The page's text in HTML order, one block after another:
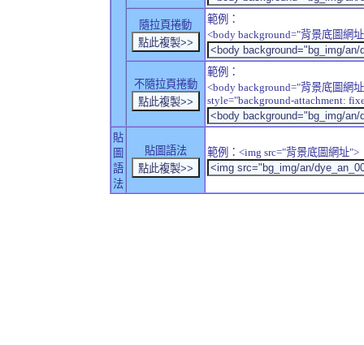
隨拉頁捲動
範例：
<body background="背景底圖網
不隨拉頁捲動
範例：
<body background="背景底圖網
style="background-attachment:
貼
圖
語
法
貼圖語法 範例：<img src="背景底圖網址">